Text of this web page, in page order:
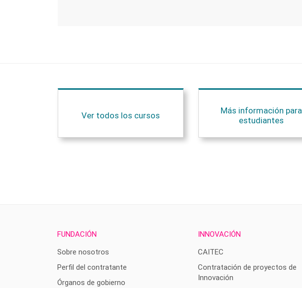
Ver todos los cursos
Más información para
estudiantes
FUNDACIÓN
Sobre nosotros
Perfil del contratante
Órganos de gobierno
INNOVACIÓN
CAITEC
Contratación de proyectos de
Innovación